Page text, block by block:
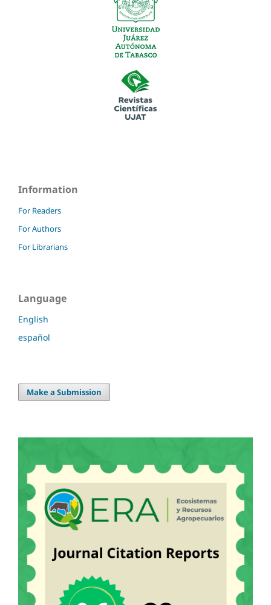
Information
For Readers
For Authors
For Librarians
Language
English
español
Make a Submission